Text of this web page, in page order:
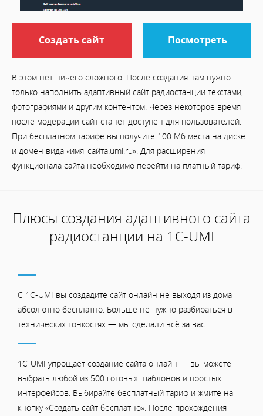
Создать сайт Посмотреть
В этом нет ничего сложного. После создания вам нужно
только наполнить адаптивный сайт радиостанции текстами,
фотографиями и другим контентом. Через некоторое время
после модерации сайт станет доступен для пользователей.
При бесплатном тарифе вы получите 100 Мб места на диске
и домен вида «имя_сайта.umi.ru». Для расширения
функционала сайта необходимо перейти на платный тариф.
Плюсы создания адаптивного сайта
радиостанции на 1С-UMI
С 1C-UMI вы создадите сайт онлайн не выходя из дома
абсолютно бесплатно. Больше не нужно разбираться в
технических тонкостях — мы сделали всё за вас.
1C-UMI упрощает создание сайта онлайн — вы можете
выбрать любой из 500 готовых шаблонов и простых
интерфейсов. Выбирайте бесплатный тариф и жмите на
кнопку «Создать сайт бесплатно». После прохождения